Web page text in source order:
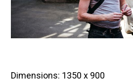
Dimensions: 1350 x 900